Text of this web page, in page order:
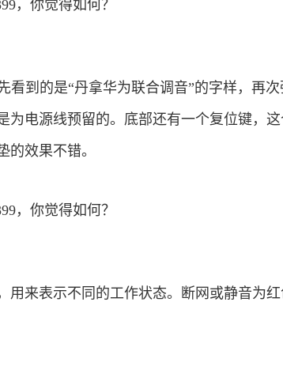
看到的是“丹拿华为联合调音”的字样，再
为电源线预留的。底部还有一个复位键，
的效果不错。
用来表示不同的工作状态。断网或静音为